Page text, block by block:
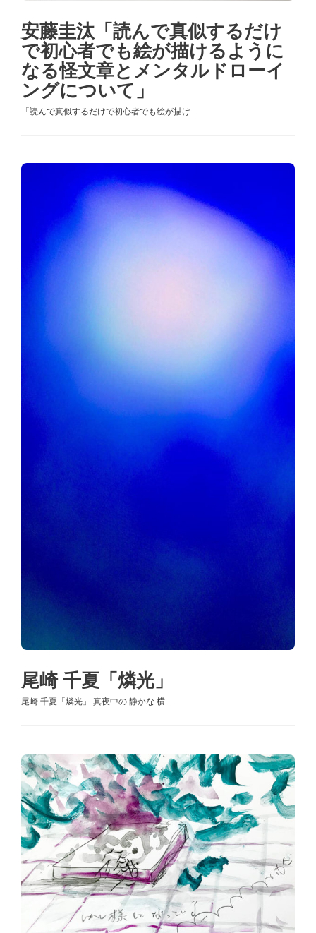
安藤圭汰「読んで真似するだけ
で初心者でも絵が描けるように
なる怪文章とメンタルドローイ
ングについて」
「読んで真似するだけで初心者でも絵が描け...
尾崎 千夏「燐光」
尾崎 千夏「燐光」 真夜中の 静かな 横...